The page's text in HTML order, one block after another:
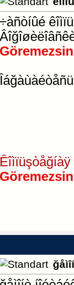
÷àñòíûé